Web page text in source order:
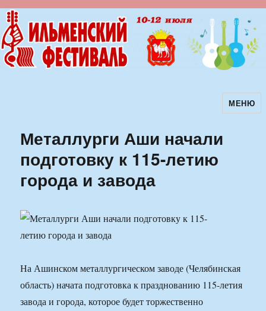
Ильменский фестиваль авторскойМЕНЮ
Металлурги Аши начали
подготовку к 115-летию
города и завода
На Ашинском металлургическом заводе (Челябинская
область) начата подготовка к празднованию 115-летия
завода и города, которое будет торжественно